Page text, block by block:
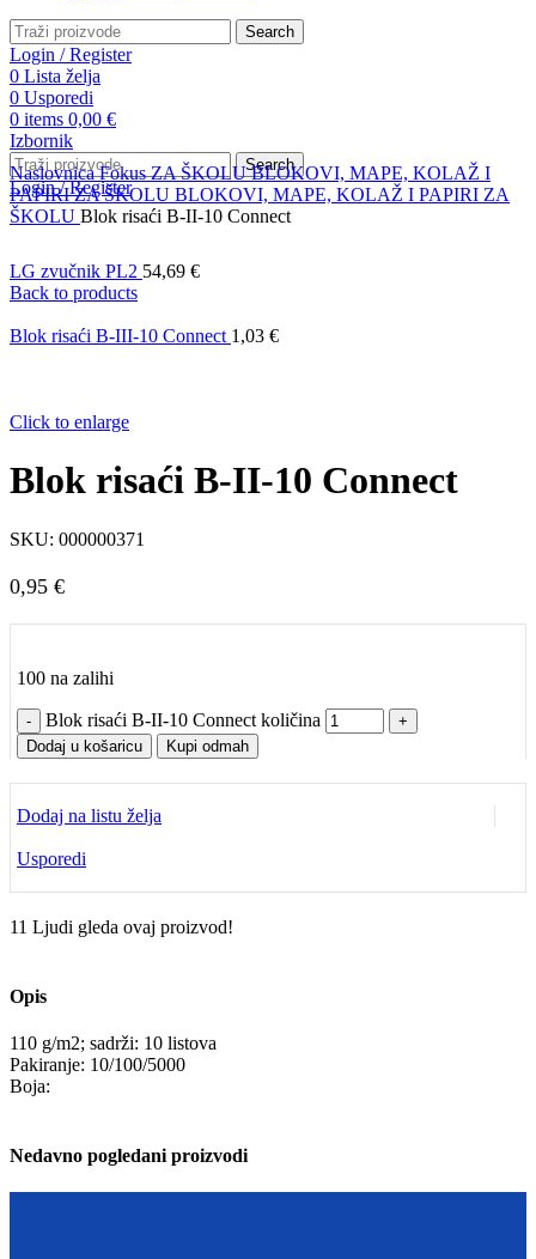
Search
Login / Register
0 Lista želja
0 Usporedi
0 items 0,00 €
Izbornik
Search
Login / Register
NaslovnicaFokusZA ŠKOLUBLOKOVI, MAPE, KOLAŽ I
PAPIRI ZA ŠKOLU BLOKOVI, MAPE, KOLAŽ I PAPIRI ZA
ŠKOLU Blok risaći B-II-10 Connect
LG zvučnik PL2 54,69 €
Back to products
Blok risaći B-III-10 Connect 1,03 €
Click to enlarge
Blok risaći B-II-10 Connect
SKU: 000000371
0,95 €
100 na zalihi
Blok risaći B-II-10 Connect količina
Dodaj u košaricu Kupi odmah
Dodaj na listu želja
Usporedi
11 Ljudi gleda ovaj proizvod!
Opis
110 g/m2; sadrži: 10 listova
Pakiranje: 10/100/5000
Boja:
Nedavno pogledani proizvodi